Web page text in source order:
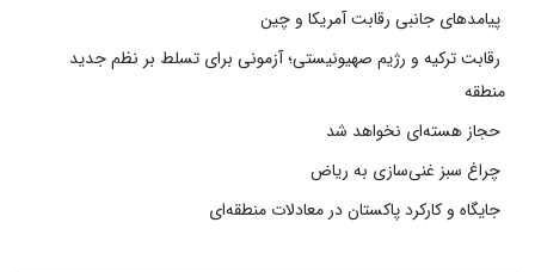
پیامدهای جانبی رقابت آمریکا و چین
رقابت ترکیه و رژیم صهیونیستی؛ آزمونی برای تسلط بر نظم جدید
منطقه
حجاز هسته‌ای نخواهد شد
چراغ سبز غنی‌سازی به ریاض
جایگاه و کارکرد پاکستان در معادلات منطقه‌ای